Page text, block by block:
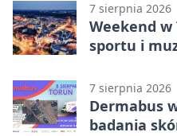
7 sierpnia 2026
Weekend w
sportu i
7 sierpnia 2026
Dermabus
badania